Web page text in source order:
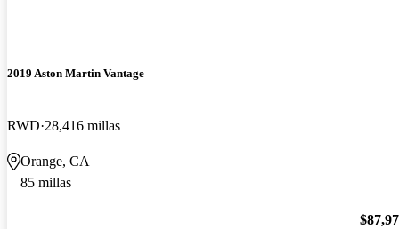
2019 Aston Martin Vantage
RWD 28,416 millas
Orange, CA
85 millas